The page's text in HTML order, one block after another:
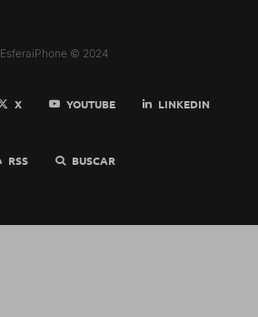
EsferaiPhone © 2024
X YOUTUBE LINKEDIN
RSS BUSCAR